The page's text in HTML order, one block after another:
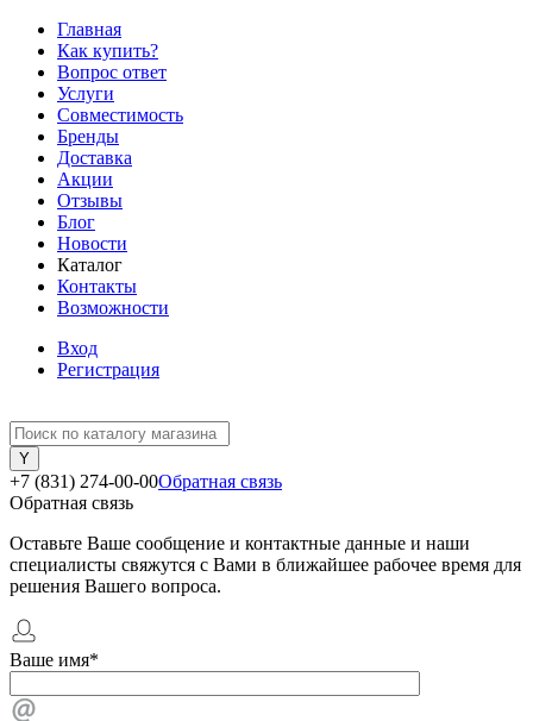
Главная
Как купить?
Вопрос ответ
Услуги
Совместимость
Бренды
Доставка
Акции
Отзывы
Блог
Новости
Каталог
Контакты
Возможности
Вход
Регистрация
+7 (831) 274-00-00Обратная связь
Обратная связь
Оставьте Ваше сообщение и контактные данные и наши
специалисты свяжутся с Вами в ближайшее рабочее время для
решения Вашего вопроса.
Ваше имя*